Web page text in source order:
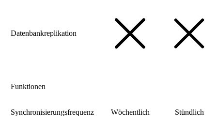
Datenbankreplikation
Funktionen
Synchronisierungsfrequenz Wöchentlich Stündlich